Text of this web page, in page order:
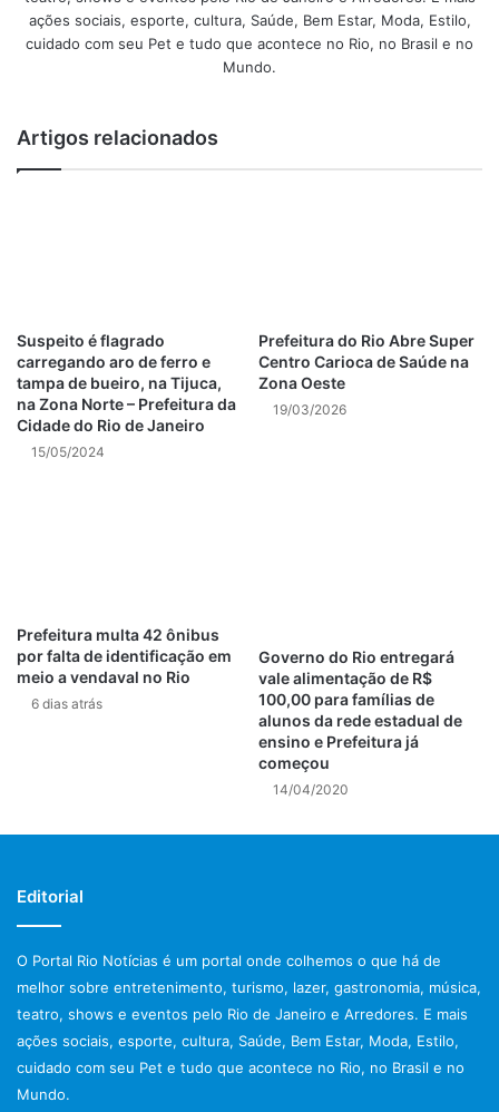
inclusão através da Central de Atendimento 1746 da
Prefeitura.
deslizamentos rio de janeiro
Prefeitura do Rio de Janeiro
previsão do tempo rio de janeiro
ações sociais, esporte, cultura, Saúde, Bem Estar, Moda, Estilo,
cuidado com seu Pet e tudo que acontece no Rio, no Brasil e no
Mundo.
Artigos relacionados
Suspeito é flagrado
carregando aro de ferro e
tampa de bueiro, na Tijuca,
na Zona Norte – Prefeitura da
Cidade do Rio de Janeiro
15/05/2024
Prefeitura do Rio Abre Super
Centro Carioca de Saúde na
Zona Oeste
19/03/2026
Prefeitura multa 42 ônibus
por falta de identificação em
meio a vendaval no Rio
6 dias atrás
Governo do Rio entregará
vale alimentação de R$
100,00 para famílias de
alunos da rede estadual de
ensino e Prefeitura já
começou
14/04/2020
Editorial
O Portal Rio Notícias é um portal onde colhemos o que há de
melhor sobre entretenimento, turismo, lazer, gastronomia, música,
teatro, shows e eventos pelo Rio de Janeiro e Arredores. E mais
ações sociais, esporte, cultura, Saúde, Bem Estar, Moda, Estilo,
cuidado com seu Pet e tudo que acontece no Rio, no Brasil e no
Mundo.